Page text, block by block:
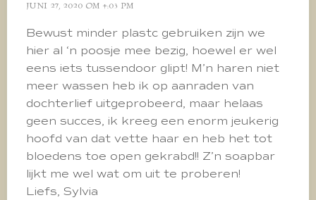
JUNI 27, 2020 OM 4:03 PM
Bewust minder plastc gebruiken zijn we
hier al ‘n poosje mee bezig, hoewel er wel
eens iets tussendoor glipt! M’n haren niet
meer wassen heb ik op aanraden van
dochterlief uitgeprobeerd, maar helaas
geen succes, ik kreeg een enorm jeukerig
hoofd van dat vette haar en heb het tot
bloedens toe open gekrabd!! Z’n soapbar
lijkt me wel wat om uit te proberen!
Liefs, Sylvia